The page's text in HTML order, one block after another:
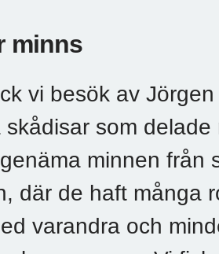
minns
vi besök av
som
minnen från
där de haft många
varandra och